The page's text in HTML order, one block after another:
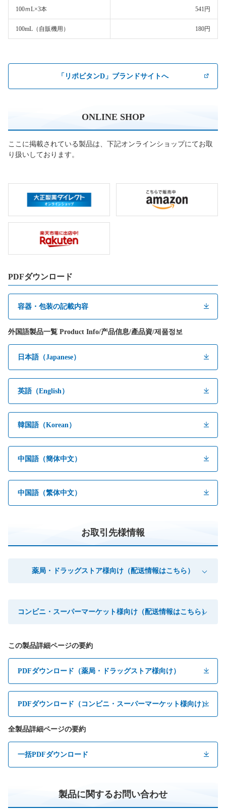
100ｍL×3本 541円
100mL（自販機用） 180円
「リポビタンD」ブランドサイトへ
ONLINE SHOP
ここに掲載されている製品は、下記オンラインショップにてお取
り扱いしております。
PDFダウンロード
容器・包装の記載内容
外国語製品一覧 Product Info/产品信息/產品資/제품정보
日本語（Japanese）
英語（English）
韓国語（Korean）
中国語（簡体中文）
中国語（繁体中文）
お取引先様情報
薬局・ドラッグストア様向け（配送情報はこちら）
コンビニ・スーパーマーケット様向け（配送情報はこちら）
この製品詳細ページの要約
PDFダウンロード（薬局・ドラッグストア様向け）
PDFダウンロード（コンビニ・スーパーマーケット様向け）
全製品詳細ページの要約
一括PDFダウンロード
製品に関するお問い合わせ